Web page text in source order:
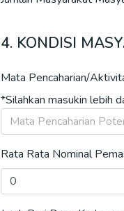
4. KONDISI
Mata Pencaharian/
*Silahkan masukin lebih
Rata Rata Nominal